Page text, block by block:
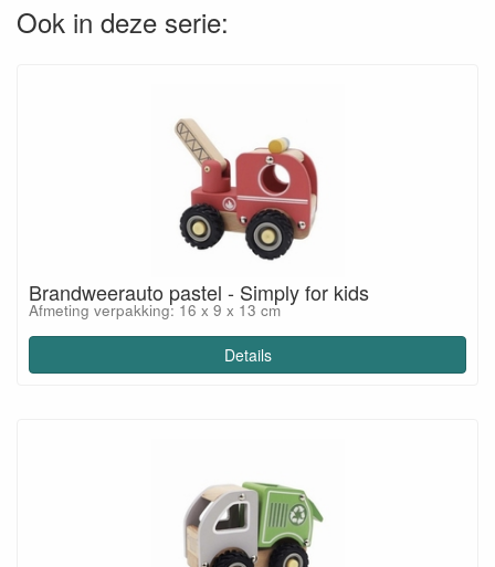
Ook in deze serie:
Brandweerauto pastel - Simply for kids
Afmeting verpakking: 16 x 9 x 13 cm
Details